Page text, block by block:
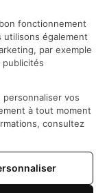
fonctionnement
également
par exemple
publicités
vos
à tout moment
consultez